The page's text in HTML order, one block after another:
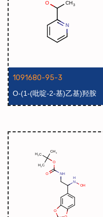
1091680-95-3
O-(1-(吡啶-2-基)乙基)羟胺